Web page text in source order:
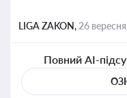
LIGA ZAKON, 26
Повний AI-